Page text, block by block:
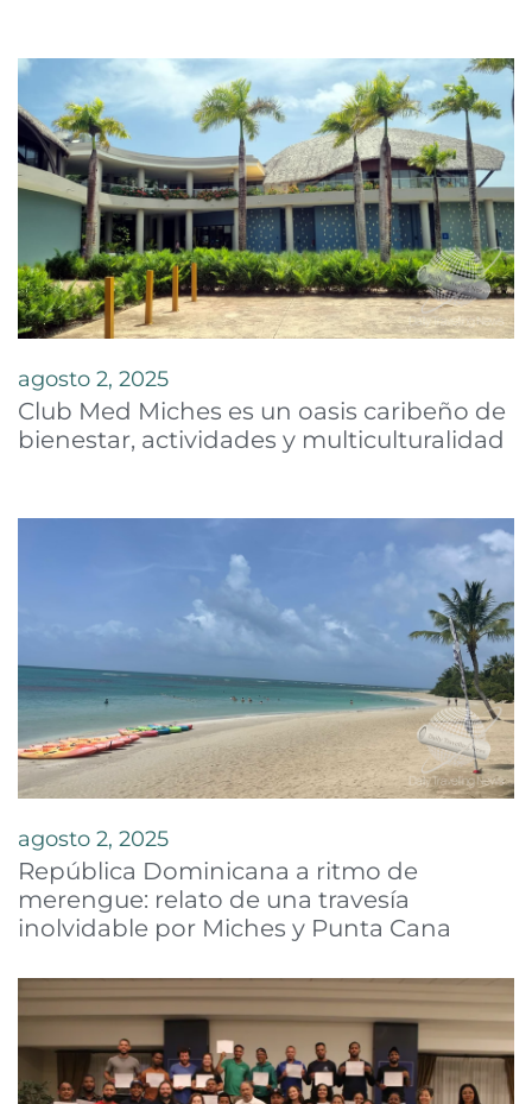
agosto 2, 2025
Club Med Miches es un oasis caribeño de
bienestar, actividades y multiculturalidad
agosto 2, 2025
República Dominicana a ritmo de
merengue: relato de una travesía
inolvidable por Miches y Punta Cana